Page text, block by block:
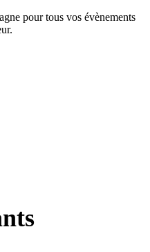
pour tous vos évènements